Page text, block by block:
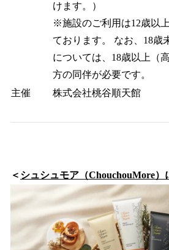
けます。）
※施設のご利用は12歳以
ております。 なお、18歳
については、18歳以上（
方の同伴が必要です。
主催
株式会社桃谷順天館
＜ シュシュモア（ChouchouMore）